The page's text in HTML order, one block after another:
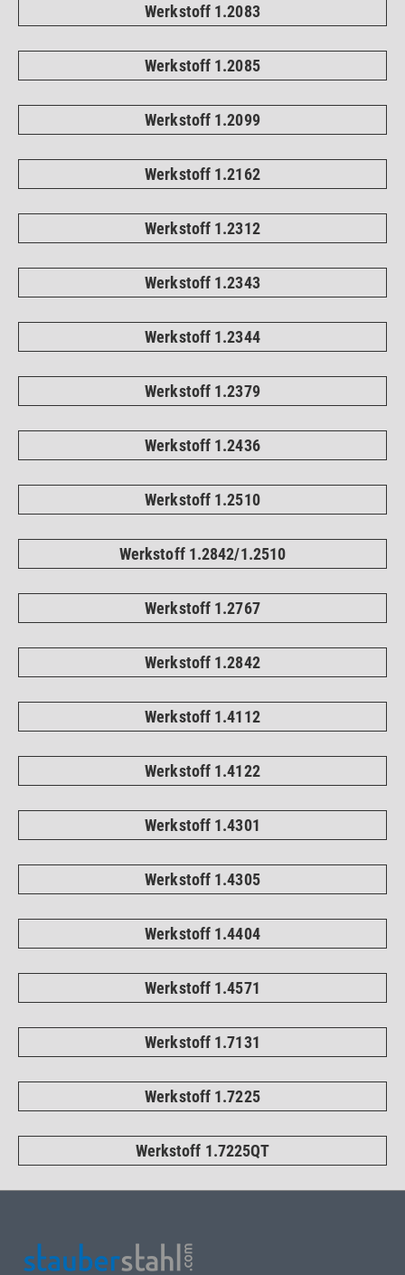
Werkstoff 1.2083
Werkstoff 1.2085
Werkstoff 1.2099
Werkstoff 1.2162
Werkstoff 1.2312
Werkstoff 1.2343
Werkstoff 1.2344
Werkstoff 1.2379
Werkstoff 1.2436
Werkstoff 1.2510
Werkstoff 1.2842/1.2510
Werkstoff 1.2767
Werkstoff 1.2842
Werkstoff 1.4112
Werkstoff 1.4122
Werkstoff 1.4301
Werkstoff 1.4305
Werkstoff 1.4404
Werkstoff 1.4571
Werkstoff 1.7131
Werkstoff 1.7225
Werkstoff 1.7225QT